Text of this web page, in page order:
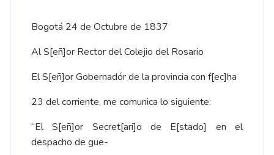
Bogotá 24 de Octubre de 1837
Al S[eñ]or Rector del Colejio del Rosario
El S[eñ]or Gobernadór de la provincia con f[ec]ha
23 del corriente, me comunica lo siguiente:
“El S[eñ]or Secret[ari]o de E[stado] en el
despacho de gue-